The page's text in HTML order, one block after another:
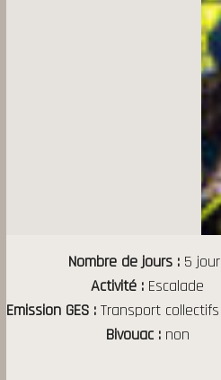
Nombre de jours
5
Activité
Escalade
Emission GES Transport
Bivouac
non